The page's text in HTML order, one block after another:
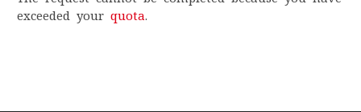
exceeded your quota.